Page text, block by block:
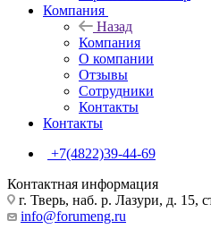
Компания
Назад
Компания
О компании
Отзывы
Сотрудники
Контакты
Контакты
+7(4822)39-44-69
Контактная информация
г. Тверь, наб. р. Лазури, д. 15,
info@forumeng.ru